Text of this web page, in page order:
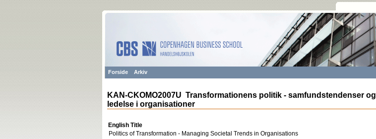
Forside Arkiv
KAN-CKOMO2007U Transformationens politik - samfundstendenser og
ledelse i organisationer
English Title
Politics of Transformation - Managing Societal Trends in Organisations